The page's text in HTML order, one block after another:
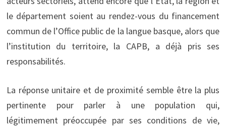
le département soient au rendez-vous du financement
commun de l’Office public de la langue basque, alors que
l’institution du territoire, la CAPB, a déjà pris ses
responsabilités.
La réponse unitaire et de proximité semble être la plus
pertinente pour parler à une population qui,
légitimement préoccupée par ses conditions de vie,